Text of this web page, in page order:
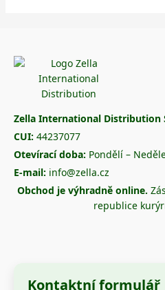
Zella International Distribution
CUI: 44237077
Otevírací doba: Pondělí –
E-mail: info@zella.cz
Obchod je výhradně online.
republice
Kontaktní formulář